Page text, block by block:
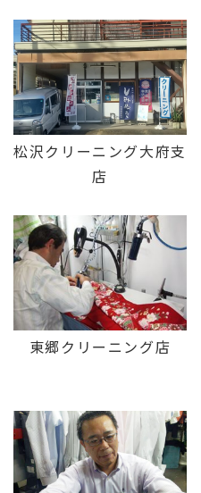
松沢クリーニング大府支
店
東郷クリーニング店